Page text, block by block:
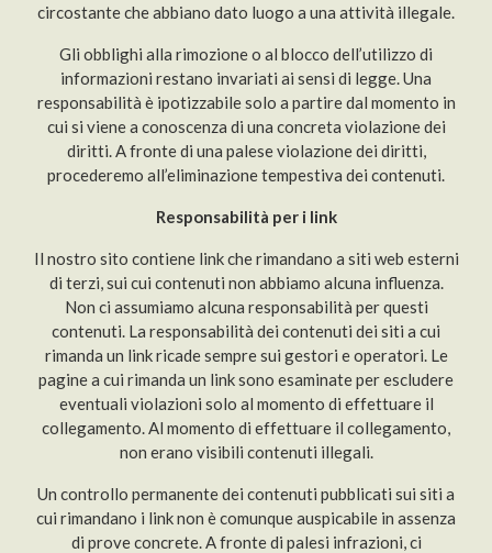
circostante che abbiano dato luogo a una attività illegale.
Gli obblighi alla rimozione o al blocco dell’utilizzo di
informazioni restano invariati ai sensi di legge. Una
responsabilità è ipotizzabile solo a partire dal momento in
cui si viene a conoscenza di una concreta violazione dei
diritti. A fronte di una palese violazione dei diritti,
procederemo all’eliminazione tempestiva dei contenuti.
Responsabilità per i link
Il nostro sito contiene link che rimandano a siti web esterni
di terzi, sui cui contenuti non abbiamo alcuna influenza.
Non ci assumiamo alcuna responsabilità per questi
contenuti. La responsabilità dei contenuti dei siti a cui
rimanda un link ricade sempre sui gestori e operatori. Le
pagine a cui rimanda un link sono esaminate per escludere
eventuali violazioni solo al momento di effettuare il
collegamento. Al momento di effettuare il collegamento,
non erano visibili contenuti illegali.
Un controllo permanente dei contenuti pubblicati sui siti a
cui rimandano i link non è comunque auspicabile in assenza
di prove concrete. A fronte di palesi infrazioni, ci